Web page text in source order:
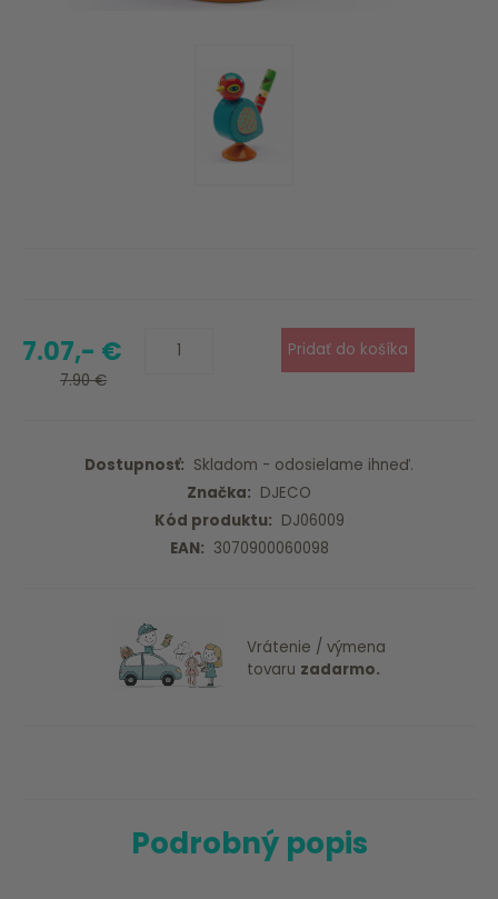
7.07,- €
7.90 €
Dostupnosť: Skladom - odosielame ihneď.
Značka: DJECO
Kód produktu: DJ06009
EAN: 3070900060098
Vrátenie / výmena
tovaru zadarmo.
Podrobný popis